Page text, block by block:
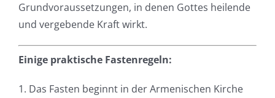
Grundvoraussetzungen, in denen Gottes heilende
und vergebende Kraft wirkt.
Einige praktische Fastenregeln:
1. Das Fasten beginnt in der Armenischen Kirche